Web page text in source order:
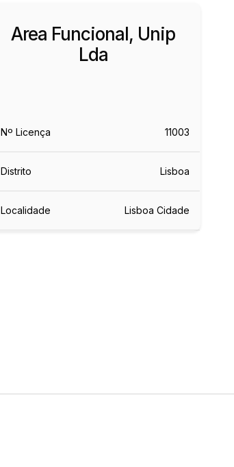
Area Funcional, Unip
Lda
Nº Licença 11003
Distrito Lisboa
Localidade Lisboa Cidade